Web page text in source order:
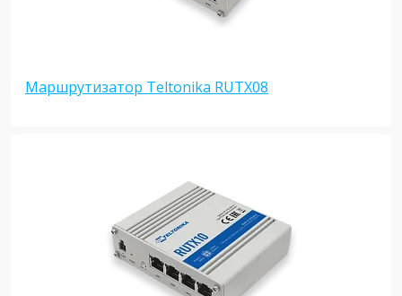
Маршрутизатор Teltonika RUTX08